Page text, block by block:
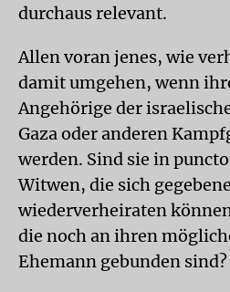
durchaus relevant.
Allen voran jenes, wie
damit umgehen, wenn
Angehörige der
Gaza oder anderen
werden. Sind sie in
Witwen, die sich
wiederverheiraten
die noch an ihren
Ehemann gebunden sind?